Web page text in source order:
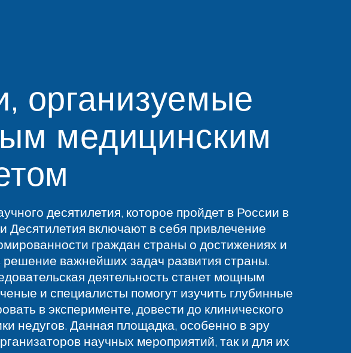
организуемые
медицинским
десятилетия, которое пройдет в России в
Десятилетия включают в себя привлечение
граждан страны о достижениях и
решение важнейших задач развития страны.
деятельность станет мощным
и специалисты помогут изучить глубинные
в эксперименте, довести до клинического
недугов. Данная площадка, особенно в эру
научных мероприятий, так и для их